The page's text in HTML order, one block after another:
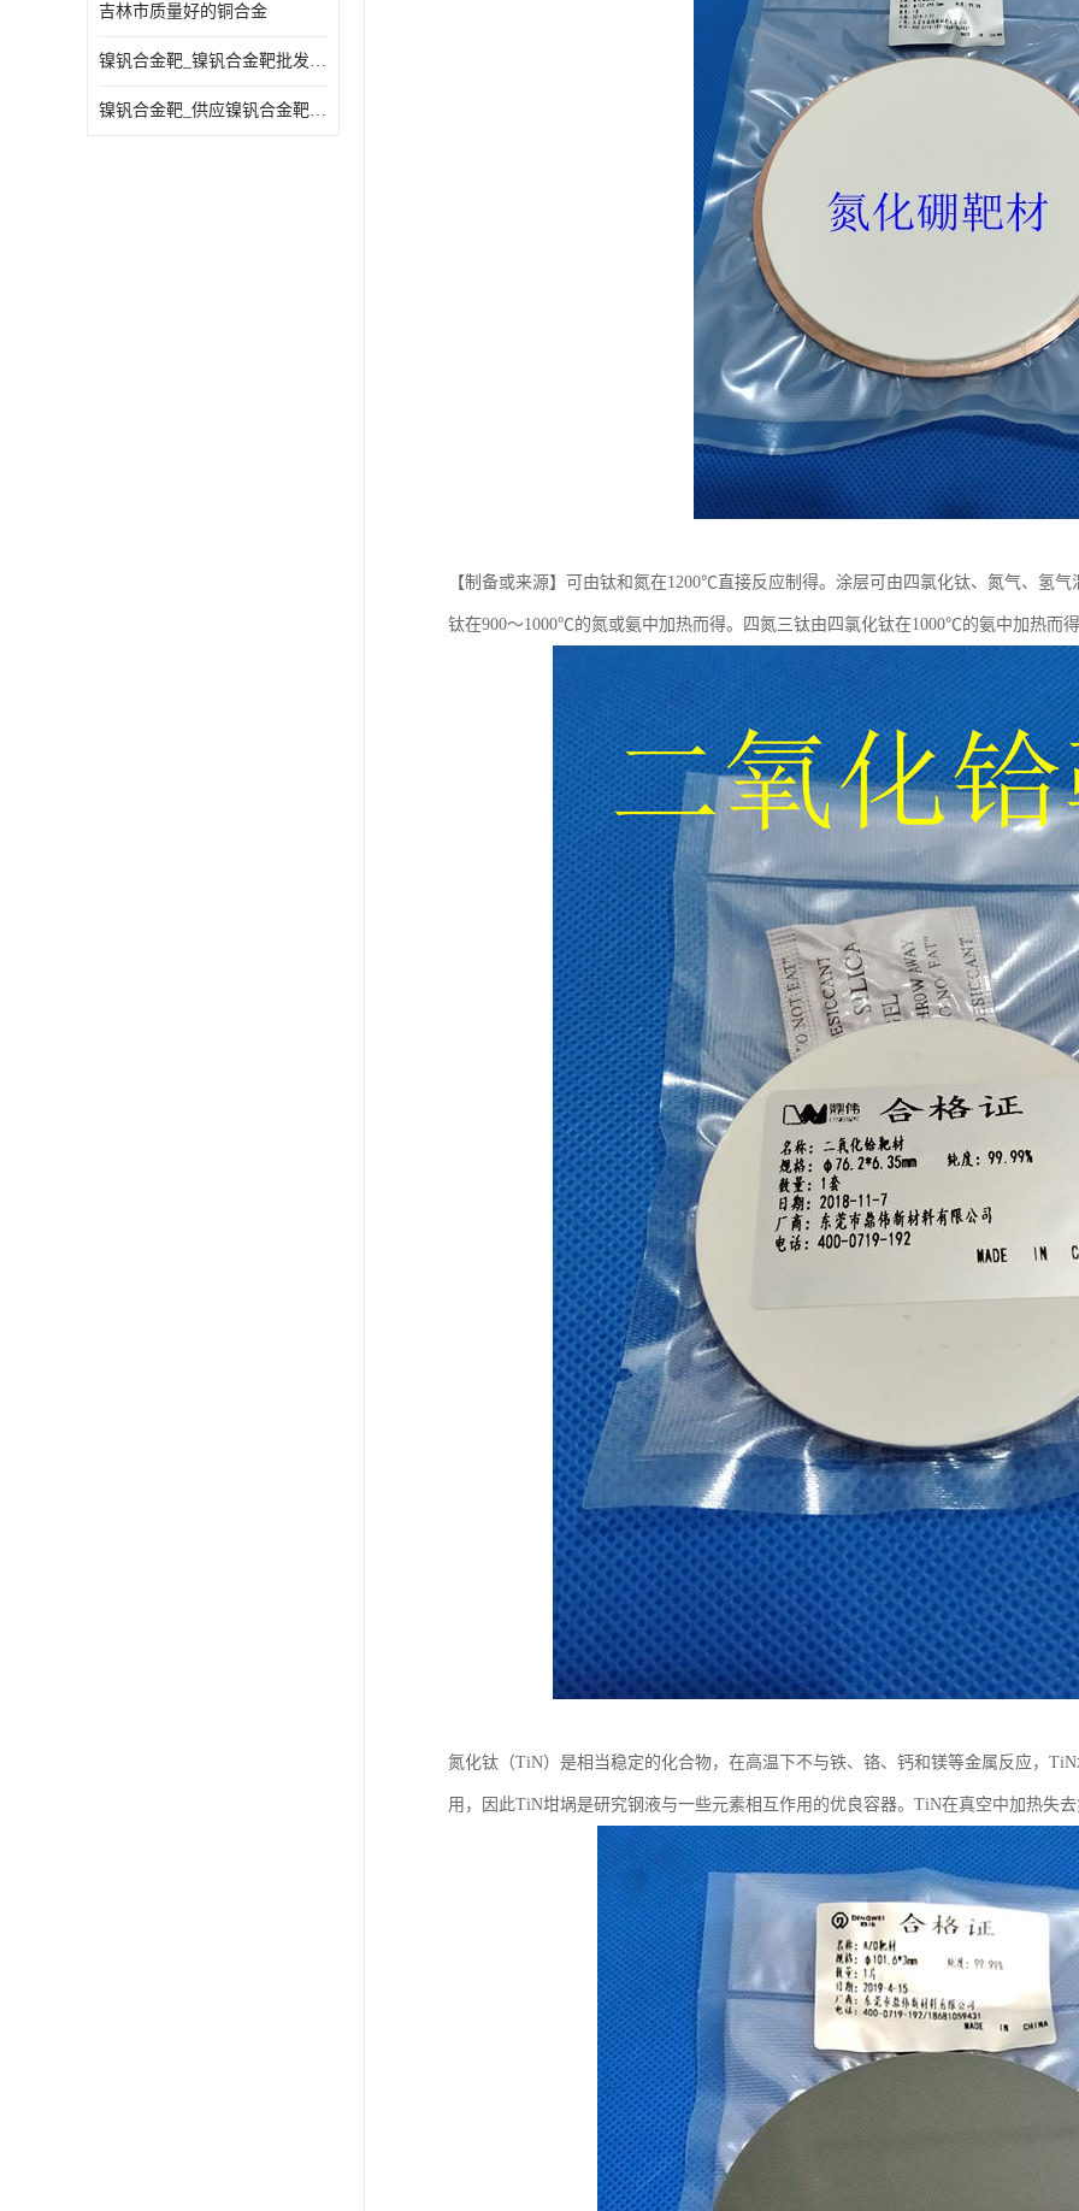
吉林市质量好的铜合金
镍钒合金靶_镍钒合金靶批发_镍钒合金靶供应商
镍钒合金靶_供应镍钒合金靶_镍钒合金靶厂家
【制备或来源】可由钛和氮在1200℃直接反应制得。涂层可由四氯化钛、氮气、氢
钛在900～1000℃的氮或氨中加热而得。四氮三钛由四氯化钛在1000℃的氨中加热而得
氮化钛（TiN）是相当稳定的化合物，在高温下不与铁、铬、钙和镁等金属反应，
用，因此TiN坩埚是研究钢液与一些元素相互作用的优良容器。TiN在真空中加热失